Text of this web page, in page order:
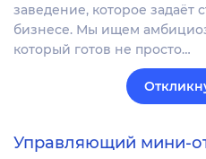
заведение, которое задаёт
бизнесе. Мы ищем
который готов не просто…
Управляющий мини-